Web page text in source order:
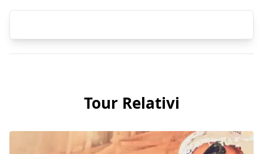
Tour Relativi